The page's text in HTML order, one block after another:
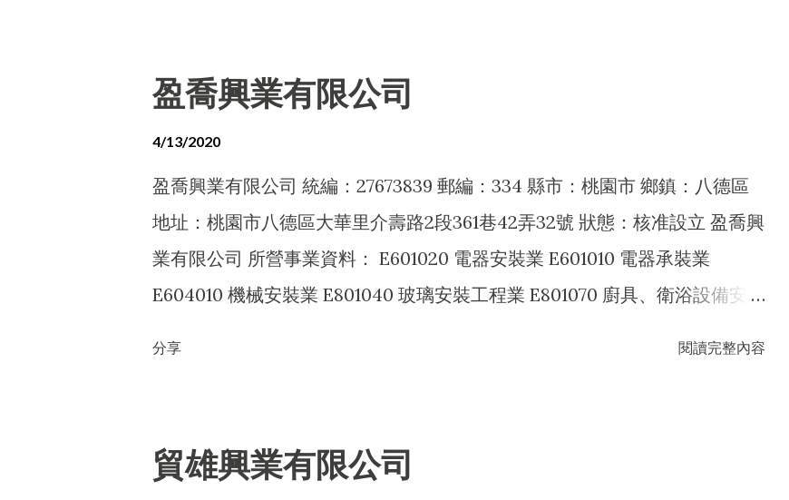
業 F208040 化粧品零售業 F209060 文教、樂器、育樂用品零售業 F210010
鐘錶零售業 F210020 眼鏡零售業 F211010 建材零售業 F213010 電器零售業
F213110 電池零售業 F214040 自行車及其零件零售業 F214050 車胎零售業
F301020 超級市場業 F399040 無店面零售業 F399990 其他綜合零售業
F401010 國際貿易業 ZZ99999 除許可業務外，得經營法令非禁止或限制之業
務
盈喬興業有限公司
4/13/2020
盈喬興業有限公司 統編：27673839 郵編：334 縣市：桃園市 鄉鎮：八德區
地址：桃園市八德區大華里介壽路2段361巷42弄32號 狀態：核准設立 盈喬興
業有限公司 所營事業資料： E601020 電器安裝業 E601010 電器承裝業
E604010 機械安裝業 E801040 玻璃安裝工程業 E801070 廚具、衛浴設備安裝
具、寢具、廚房器具、裝設品零售業 F213010 電器零售業 F299990 其他零售
分享 閱讀完整內容
貿雄興業有限公司